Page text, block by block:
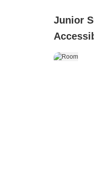
Junior
Grab